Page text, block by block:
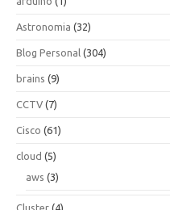
Astronomia (32)
Blog Personal (304)
brains (9)
CCTV (7)
Cisco (61)
cloud (5)
aws (3)
Cluster (4)